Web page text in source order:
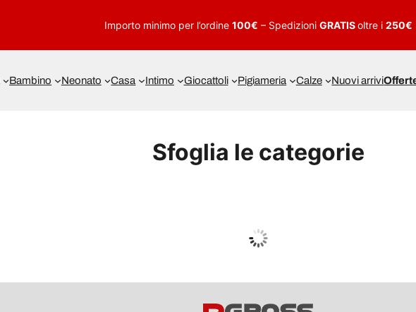
Importo minimo per l’ordine 100€ – Spedizioni GRATISoltre i 250€
Bambino Neonato Casa Intimo Giocattoli Pigiameria Calze Nuovi arrivi
Sfoglia le categorie
Guarda tutto